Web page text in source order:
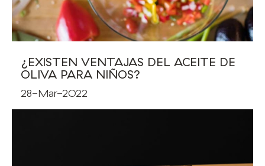
¿EXISTEN VENTAJAS DEL ACEITE DE
OLIVA PARA NIÑOS?
28-Mar-2022